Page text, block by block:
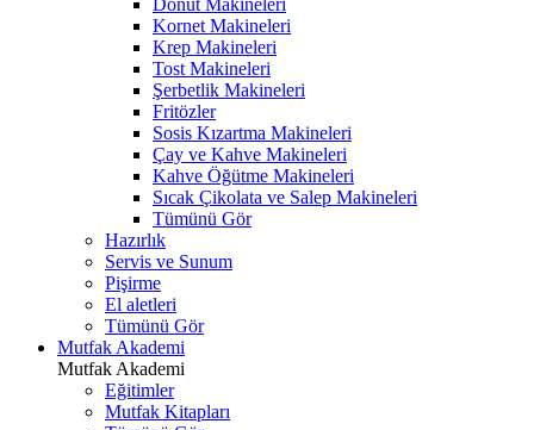
Donut Makineleri
Kornet Makineleri
Krep Makineleri
Tost Makineleri
Şerbetlik Makineleri
Fritözler
Sosis Kızartma Makineleri
Çay ve Kahve Makineleri
Kahve Öğütme Makineleri
Sıcak Çikolata ve Salep Makineleri
Tümünü Gör
Hazırlık
Servis ve Sunum
Pişirme
El aletleri
Tümünü Gör
Mutfak Akademi
Mutfak Akademi
Eğitimler
Mutfak Kitapları